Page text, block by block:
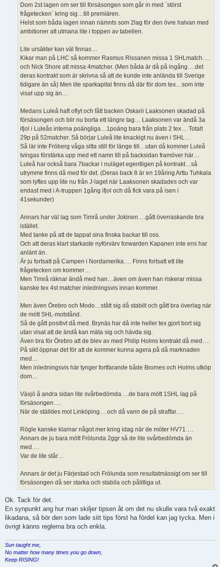
Dom 2st lagen om ser till försäsongen som går in med `störst
frågetecken´ kring sig…till premiären.
Helst som båda lagen innan nämnts som 2lag för den övre halvan med
ambitioner att utmana lite i toppen av tabellen.
Lite ursäkter kan väl finnas…
Kikar man på LHC så kommer Rasmus Rissanen missa 1 SHLmatch….
och Nick Shore att missa 4matcher. (Men båda är då på ingång….det
deras kontrakt som är skrivna så att de kunde inte anlända till Sverige
tidigare än så) Men lite sparkapital finns då där för dom tex…som inte
visat upp sig än…
Medans Luleå haft oflyt och fått backen Oskarii Laaksonen skadad på
försäsongen och blir nu borta ett längre tag… Laaksonen var ändå 3a
ifjol i Luleås interna poängliga…1poäng bara från plats 2 tex… Totalt
29p på 52matcher. Så börjar Luleå lite knackigt nu även i SHL…
Så lär inte Fröberg våga sitta still för länge till…utan då kommer Luleå
tvingas förstärka upp med ett namn till på backsidan framöver här…
Luleå har också bara 7backar i nuläget egentligen på kontrakt…så
utrymme finns då med för det. (Deras back 8 är en 19åring Arttu Tuhkala
som lyftes upp lite nu från J-laget när Laaksonen skadades och var
endast med i A-truppen 1gång ifjol och då fick vara på isen i
41sekunder)
Annars har väl lag som Timrå under Jokinen….gått överraskande bra
istället.
Med tanke på att de tappat sina finska backar till oss.
Och att deras klart starkaste nyförvärv forwarden Kapanen inte ens har
anlänt än.
Är ju fortsatt på Campen i Nordamerika…. Finns fortsatt ett lite
frågetecken om kommer…
Men Timrå räknar ändå med han…även om även han riskerar missa
kanske tex 4st matcher inledningsvis innan kommer.
Men även Örebro och Modo…stått sig då stabilt och gått bra överlag när
de mött SHL-motstånd.
Så de gått positivt då med. Brynäs har då inte heller tex gjort bort sig
utan visat att de ändå kan mäta sig och hävda sig.
Även bra för Örebro att de blev av med Philip Holms kontrakt då med….
På sikt öppnar det för att de kommer kunna agera på då marknaden
med…
Men inledningsvis här tynger fortfarande både Bromes och Holms utköp
dom…
Växjö å andra sidan lite svårbedömda….de bara mött 1SHL lag på
försäsongen….
När de ställdes mot Linköping….och då vann de på straffar….
Rögle kanske klarnar något mer kring idag när de möter HV71….
Annars de ju bara mött Frölunda 2ggr så de lite svårbedömda än
med….
Var de lite står…
Annars är det ju Färjestad och Frölunda som resultatmässigt om ser till
försäsongen då ser starka och stabila och pålitliga ut.
Ok. Tack för det.
En synpunkt ang hur man skiljer tipsen åt om det nu skulle vara två exakt
likadana, så bör den som lade sitt tips först ha fördel kan jag tycka. Men i
övrigt känns reglerna bra och enkla.
Sun taught me,
No matter how many times you go down,
Keep RISING!